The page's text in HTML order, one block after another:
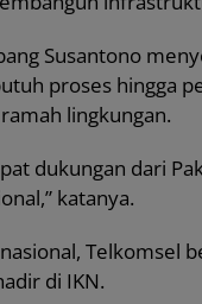
Susantono
proses hingga
lingkungan.
dukungan dari
katanya.
Telkomsel
di IKN.